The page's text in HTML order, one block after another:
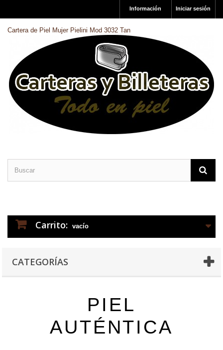
Iniciar sesión
Información
Cartera de Piel Mujer Pielini Mod 3032 Tan
Carrito: vacío
CATEGORÍAS
PIEL
AUTÉNTICA